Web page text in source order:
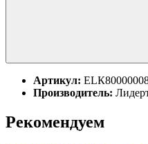
Артикул:
Производитель:
Рекомендуем